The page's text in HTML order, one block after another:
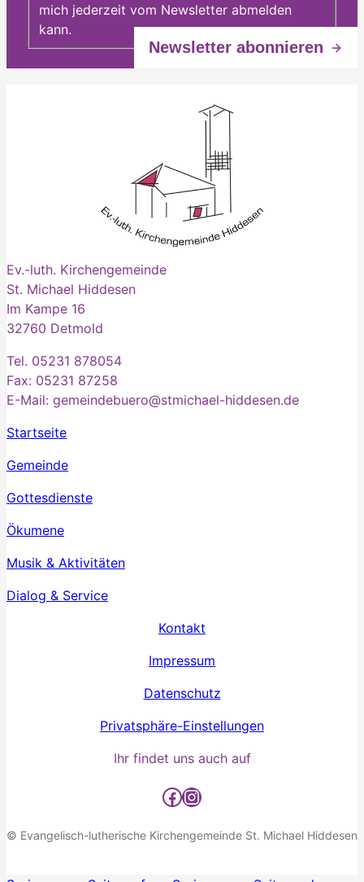
mich jederzeit vom Newsletter abmelden
kann.
Ev.-luth. Kirchengemeinde
St. Michael Hiddesen
Im Kampe 16
32760 Detmold
Tel. 05231 878054
Fax: 05231 87258
E-Mail: gemeindebuero@stmichael-hiddesen.de
Startseite
Gemeinde
Gottesdienste
Ökumene
Musik & Aktivitäten
Dialog & Service
Kontakt
Impressum
Datenschutz
Privatsphäre-Einstellungen
Ihr findet uns auch auf
Facebook
Instagram
© Evangelisch-lutherische Kirchengemeinde St. Michael Hiddesen